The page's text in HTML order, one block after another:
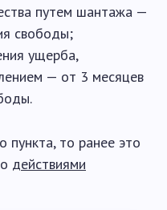
путем шантажа —
свободы;
ущерба,
— от 3 месяцев
пункта, то ранее это
действиями